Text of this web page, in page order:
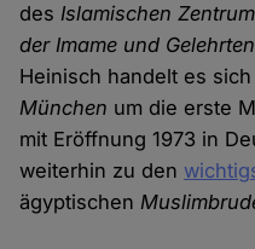
desIslamischen
der Imame und Gelehrten
Heinisch handelt es
München um die erste
mit Eröffnung 1973 in
weiterhin zu den
ägyptischen